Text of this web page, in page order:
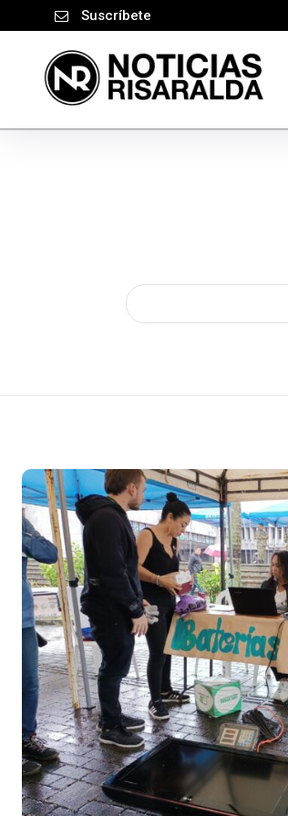
Suscríbete